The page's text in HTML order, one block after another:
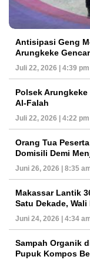
Antisipasi Geng
Arungkeke
Juli 22, 2026 | 4:39 pm
Polsek
Al-Falah
Juli 22, 2026 | 4:22 pm
Orang Tua
Domisili Demi
Juni 26, 2026 | 8:35
Makassar Lantik
Satu Dekade,
Juni 24, 2026 | 4:34
Sampah Organik
Pupuk Kompos